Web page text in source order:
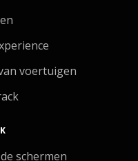
voertuigen
schermen